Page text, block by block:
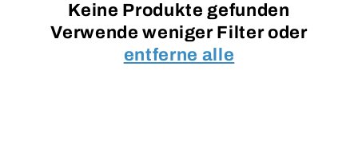
Keine Produkte gefunden
Verwende weniger Filter oder
entferne alle